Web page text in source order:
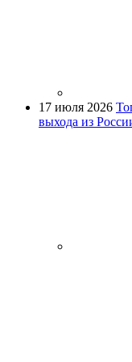
17 июля 2026
выхода из